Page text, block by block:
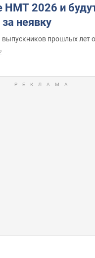
НМТ 2026 и
неявку
выпускников прошлых лет